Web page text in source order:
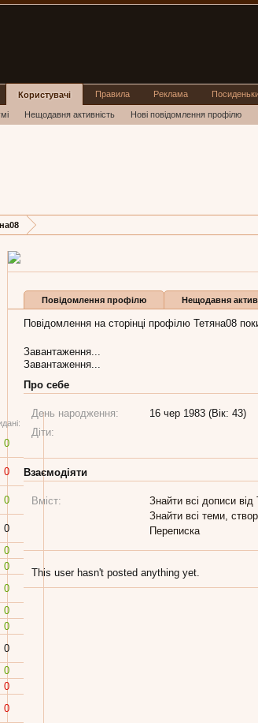
0
0
0
0
0
0
0
0
0
0
0
0
0
Дописів
Карма Бали
Повідомлення профілю Нещодавня
Повідомлення на сторінці профілю Тетяна08
Завантаження...
Завантаження...
Про себе
День народження:
16 чер 1983 (Вік: 43)
Діти:
Взаємодіяти
Вміст:
Знайти всі дописи від
Знайти всі теми,
Переписка
This user hasn't posted anything yet.
Користувачі
Нещодавня активність Нові повідомлення профілю
Правила Реклама